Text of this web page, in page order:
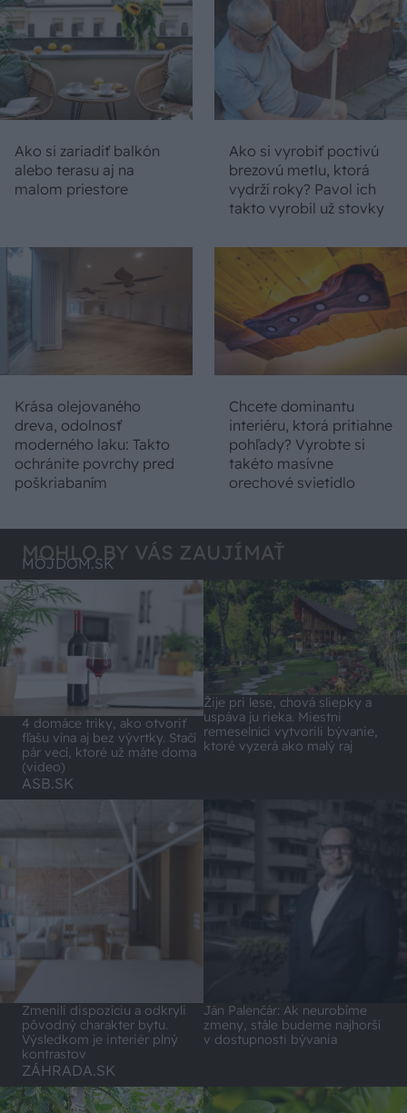
Ako si zariadiť balkón
alebo terasu aj na
malom priestore
Ako si vyrobiť poctivú
brezovú metlu, ktorá
vydrží roky? Pavol ich
takto vyrobil už stovky
Krása olejovaného
dreva, odolnosť
moderného laku: Takto
ochránite povrchy pred
poškriabaním
Chcete dominantu
interiéru, ktorá pritiahne
pohľady? Vyrobte si
takéto masívne
orechové svietidlo
MOHLO BY VÁS ZAUJÍMAŤ
MÔJDOM.SK
4 domáce triky, ako otvoriť
fľašu vína aj bez vývrtky. Stačí
pár vecí, ktoré už máte doma
(video)
Žije pri lese, chová sliepky a
uspáva ju rieka. Miestni
remeselníci vytvorili bývanie,
ktoré vyzerá ako malý raj
ASB.SK
Zmenili dispozíciu a odkryli
pôvodný charakter bytu.
Výsledkom je interiér plný
kontrastov
Ján Palenčár: Ak neurobíme
zmeny, stále budeme najhorší
v dostupnosti bývania
ZÁHRADA.SK